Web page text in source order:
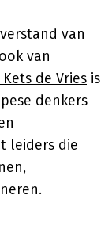
van
van
de Vries is
denkers
leiders die